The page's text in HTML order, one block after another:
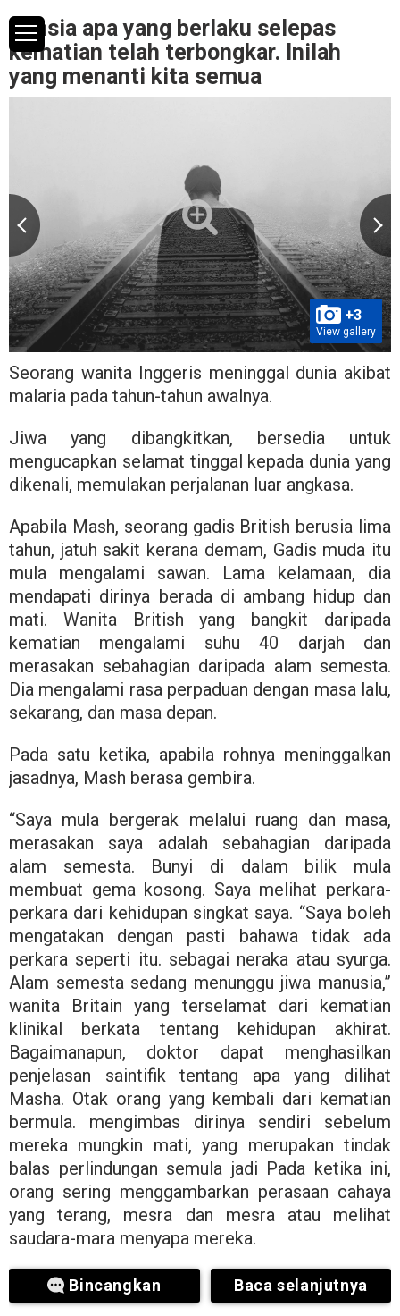
Rahsia apa yang berlaku selepas
kematian telah terbongkar. Inilah
yang menanti kita semua
+3
View gallery
Seorang wanita Inggeris meninggal dunia akibat
malaria pada tahun-tahun awalnya.
Jiwa yang dibangkitkan, bersedia untuk
mengucapkan selamat tinggal kepada dunia yang
dikenali, memulakan perjalanan luar angkasa.
Apabila Mash, seorang gadis British berusia lima
tahun, jatuh sakit kerana demam, Gadis muda itu
mula mengalami sawan. Lama kelamaan, dia
mendapati dirinya berada di ambang hidup dan
mati. Wanita British yang bangkit daripada
kematian mengalami suhu 40 darjah dan
merasakan sebahagian daripada alam semesta.
Dia mengalami rasa perpaduan dengan masa lalu,
sekarang, dan masa depan.
Pada satu ketika, apabila rohnya meninggalkan
jasadnya, Mash berasa gembira.
“Saya mula bergerak melalui ruang dan masa,
merasakan saya adalah sebahagian daripada
alam semesta. Bunyi di dalam bilik mula
membuat gema kosong. Saya melihat perkara-
perkara dari kehidupan singkat saya. “Saya boleh
mengatakan dengan pasti bahawa tidak ada
perkara seperti itu. sebagai neraka atau syurga.
Alam semesta sedang menunggu jiwa manusia,”
wanita Britain yang terselamat dari kematian
klinikal berkata tentang kehidupan akhirat.
Bagaimanapun, doktor dapat menghasilkan
penjelasan saintifik tentang apa yang dilihat
Masha. Otak orang yang kembali dari kematian
bermula. mengimbas dirinya sendiri sebelum
mereka mungkin mati, yang merupakan tindak
balas perlindungan semula jadi Pada ketika ini,
orang sering menggambarkan perasaan cahaya
yang terang, mesra dan mesra atau melihat
saudara-mara menyapa mereka.
Bincangkan Baca selanjutnya